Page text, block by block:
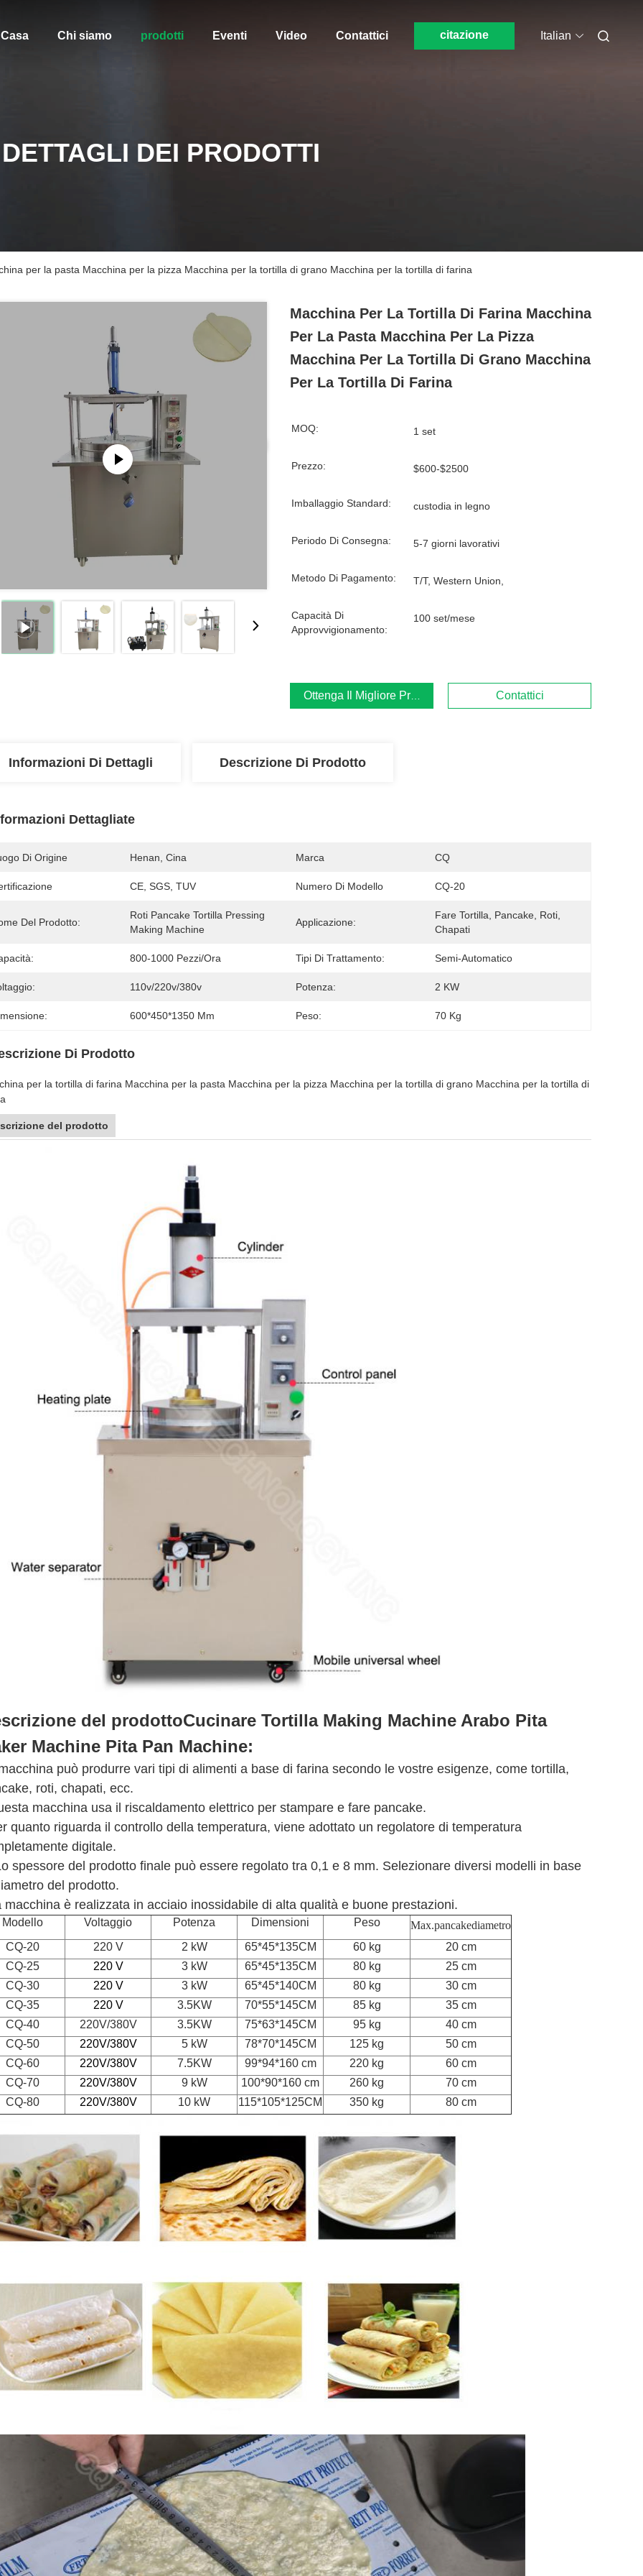
Casa Chi siamo prodotti Eventi Video Contattici citazione Italian
DETTAGLI DEI PRODOTTI
per la pasta Macchina per la pizza Macchina per la tortilla di grano Macchina per la tortilla di farina
Macchina Per La Tortilla Di Farina Macchina
Per La Pasta Macchina Per La Pizza
Macchina Per La Tortilla Di Grano Macchina
Per La Tortilla Di Farina
MOQ: 1 set
Prezzo: $600-$2500
Imballaggio Standard: custodia in legno
Periodo Di Consegna: 5-7 giorni lavorativi
Metodo Di Pagamento: T/T, Western Union,
Capacità Di
Approvvigionamento:
100 set/mese
Ottenga Il Migliore Prezzo Contattici
Informazioni Di Dettagli Descrizione Di Prodotto
Dettagliate
Di Origine Henan, Cina Marca CQ
CE, SGS, TUV Numero Di Modello CQ-20
Del Prodotto:
Roti Pancake Tortilla Pressing
Making Machine
Applicazione:
Fare Tortilla, Pancake, Roti,
Chapati
800-1000 Pezzi/ora Tipi Di Trattamento: Semi-Automatico
110v/220v/380v Potenza: 2 KW
600*450*1350 Mm Peso: 70 Kg
Di Prodotto
per la tortilla di farina Macchina per la pasta Macchina per la pizza Macchina per la tortilla di grano Macchina per la tortilla di
del prodotto
del prodottoCucinare Tortilla Making Machine Arabo Pita
Machine Pita Pan Machine:
può produrre vari tipi di alimenti a base di farina secondo le vostre esigenze, come tortilla,
roti, chapati, ecc.
macchina usa il riscaldamento elettrico per stampare e fare pancake.
quanto riguarda il controllo della temperatura, viene adottato un regolatore di temperatura
digitale.
spessore del prodotto finale può essere regolato tra 0,1 e 8 mm. Selezionare diversi modelli in base
del prodotto.
macchina è realizzata in acciaio inossidabile di alta qualità e buone prestazioni.
Modello Voltaggio Potenza Dimensioni Peso Max.pancakediametro
CQ-20
220 V 2 kW 65*45*135CM 60 kg
20 cm
CQ-25
220 V 3 kW 65*45*135CM 80 kg
25 cm
CQ-30
220 V 3 kW 65*45*140CM 80 kg
30 cm
CQ-35
220 V 3.5KW 70*55*145CM 85 kg
35 cm
CQ-40
220V/380V 3.5KW 75*63*145CM 95 kg
40 cm
CQ-50
220V/380V 5 kW 78*70*145CM 125 kg
50 cm
CQ-60
220V/380V 7.5KW 99*94*160 cm 220 kg
60 cm
CQ-70
220V/380V 9 kW 100*90*160 cm 260 kg
70 cm
CQ-80
220V/380V 10 kW 115*105*125CM 350 kg 80 cm